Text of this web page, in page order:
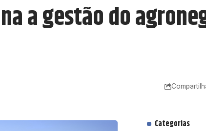
a gestão do
Categorias